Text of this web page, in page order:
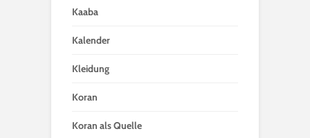
Kaaba
Kalender
Kleidung
Koran
Koran als Quelle